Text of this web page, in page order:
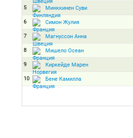
5 Минккинен Суви
6 Симон Жулия
7 Магнуссон Анна
8 Мишело Осеан
9 Киркейде Марен
10 Бене Камилла